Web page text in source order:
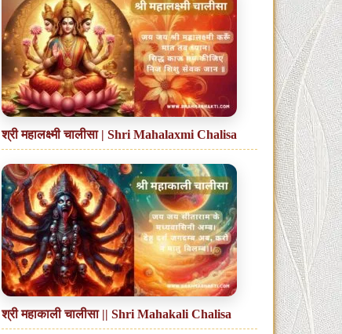
श्री महालक्ष्मी चालीसा | Shri Mahalaxmi Chalisa
श्री महाकाली चालीसा || Shri Mahakali Chalisa